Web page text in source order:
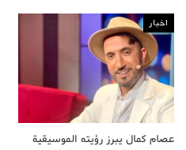
اخبار
عصام كمال يبرز رؤيته الموسيقية